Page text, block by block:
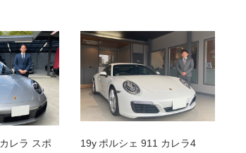
プランク杉並
トップランク神戸
ROKKO i PARK
レラ スポ
19y ポルシェ 911 カレラ4